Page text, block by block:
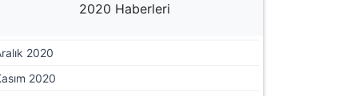
2020 Haberleri
2020
2020